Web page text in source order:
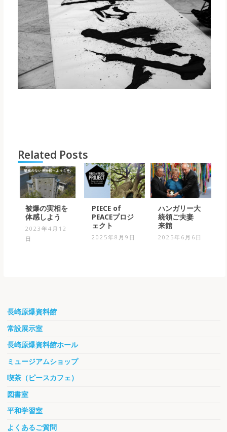
Related Posts
被爆の実相を
体感しよう
2023年4月12
日
PIECE of
PEACEプロジ
ェクト
2025年8月9日
ハンガリー大
統領ご夫妻
来館
2025年6月6日
長崎原爆資料館
常設展示室
長崎原爆資料館ホール
ミュージアムショップ
喫茶（ピースカフェ）
図書室
平和学習室
よくあるご質問